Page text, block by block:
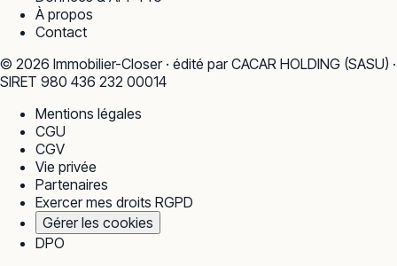
À propos
Contact
© 2026 Immobilier-Closer · édité par CACAR HOLDING (SASU) ·
SIRET 980 436 232 00014
Mentions légales
CGU
CGV
Vie privée
Partenaires
Exercer mes droits RGPD
Gérer les cookies
DPO